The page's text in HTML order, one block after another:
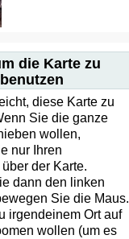
die Karte zu
benutzen
diese Karte zu
Sie die ganze
wollen,
nur Ihren
der Karte.
dann den linken
Sie die Maus.
irgendeinem Ort auf
wollen (um es